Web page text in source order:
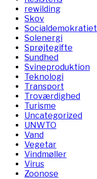
rewilding
Skov
Socialdemokratiet
Solenergi
Sprøjtegifte
Sundhed
Svineproduktion
Teknologi
Transport
Troværdighed
Turisme
Uncategorized
UNWTO
Vand
Vegetar
Vindmøller
Virus
Zoonose